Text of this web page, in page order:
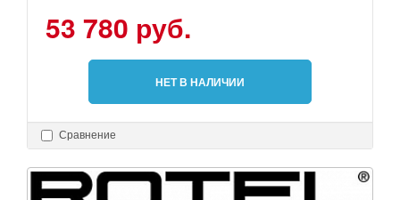
53 780 руб.
НЕТ В НАЛИЧИИ
Сравнение